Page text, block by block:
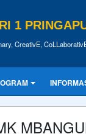
1
CreativE,